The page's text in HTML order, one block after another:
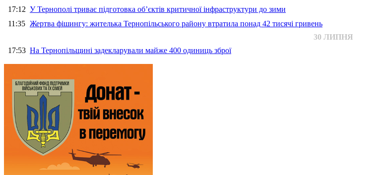
17:12 У Тернополі триває підготовка об’єктів критичної інфраструктури до зими
11:35 Жертва фішингу: жителька Тернопільського району втратила понад 42 тисячі гривень
30 ЛИПНЯ
17:53 На Тернопільщині задекларували майже 400 одиниць зброї